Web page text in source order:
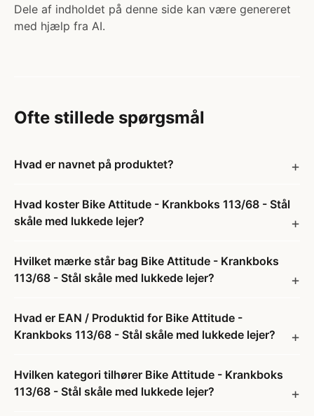
Dele af indholdet på denne side kan være genereret
med hjælp fra AI.
Ofte stillede spørgsmål
Hvad er navnet på produktet?
Hvad koster Bike Attitude - Krankboks 113/68 - Stål
skåle med lukkede lejer?
Hvilket mærke står bag Bike Attitude - Krankboks
113/68 - Stål skåle med lukkede lejer?
Hvad er EAN / Produktid for Bike Attitude -
Krankboks 113/68 - Stål skåle med lukkede lejer?
Hvilken kategori tilhører Bike Attitude - Krankboks
113/68 - Stål skåle med lukkede lejer?